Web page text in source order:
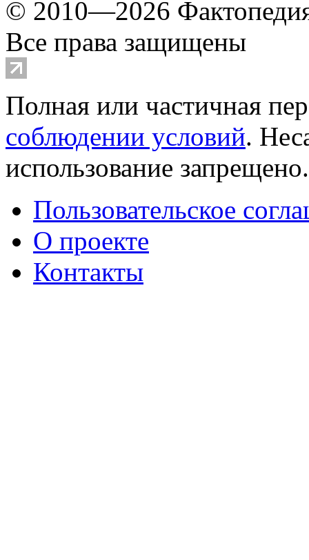
© 2010—2026
Все права защищены
Полная или частичная
соблюдении условий.
использование
Пользовательское
О проекте
Контакты